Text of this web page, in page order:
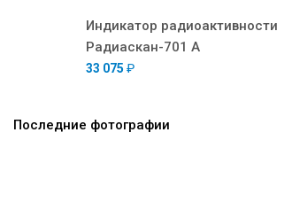
Индикатор радиоактивности
Радиаскан-701 А
33 075 ₽
Последние фотографии